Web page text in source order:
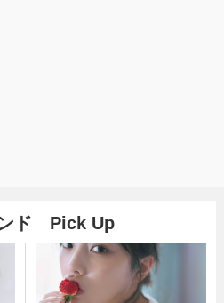
ンド Pick Up